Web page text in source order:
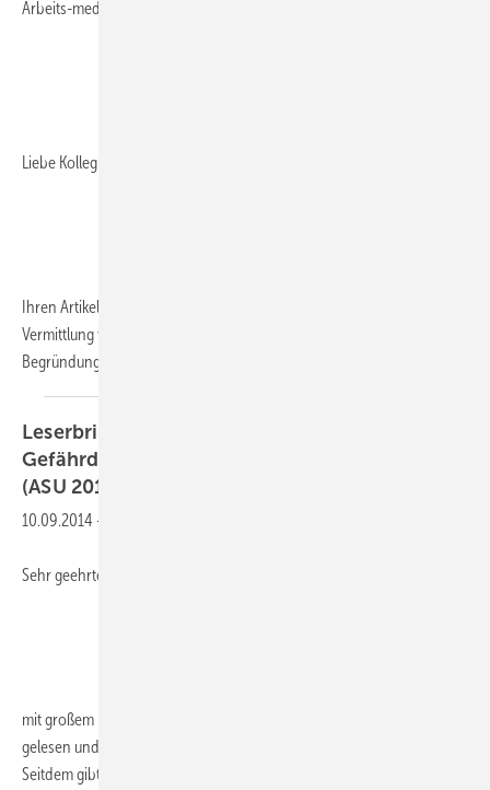
Arbeits-medizin“ (ASU 2014; 49: 539–544)
Liebe Kolleginnen und Kollegen,
Ihren Artikel habe ich mit Aufmerksamkeit gelesen. Neben der
Vermittlung von umfang-reichen Fakten- Handlungs- und
Begründungswissen wird auch die
Leserbrief Zu: J. Kindel: “Zytomegalie –
Gefährdungs-beurteilung und Mutterschutz“
(ASU 2013; 48:
10.09.2014 -
Sehr geehrte Kollegin Kindel,
mit großem Interesse habe ich Ihren Artikel in ASU über Zytomegalie
gelesen und auch meinen Kolleginnen und meinem Chef vorgestellt.
Seitdem gibt es viele Diskussionen und wir können uns nicht einigen,